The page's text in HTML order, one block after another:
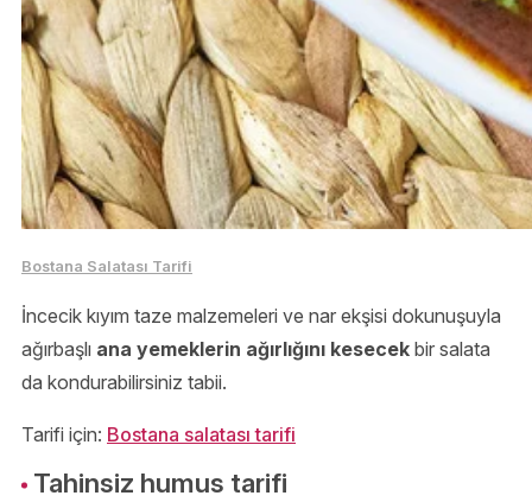
Bostana Salatası Tarifi
İncecik kıyım taze malzemeleri ve nar ekşisi dokunuşuyla
ağırbaşlı ana yemeklerin ağırlığını kesecek bir salata
da kondurabilirsiniz tabii.
Tarifi için: Bostana salatası tarifi
Tahinsiz humus tarifi